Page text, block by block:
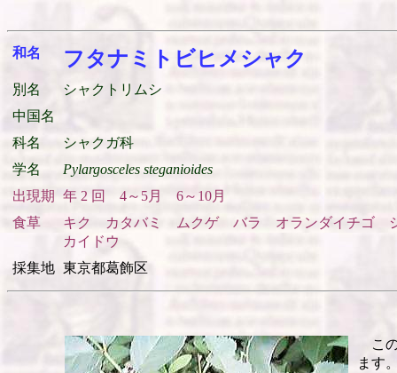
和名 フタナミトビヒメシャク
別名
シャクトリムシ
中国名
科名
シャクガ科
学名
Pylargosceles steganioides
出現期
年 2 回 4～5月 6～10月
食草
キク カタバミ ムクゲ バラ オランダイチゴ
カイドウ
採集地 東京都葛飾区
この
ます